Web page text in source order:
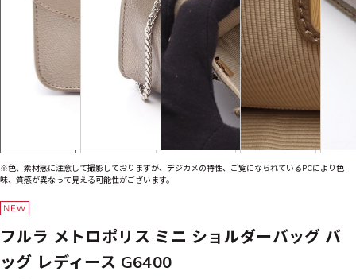
※色、素材感に注意して撮影しておりますが、デジカメの特性、ご覧になられているPCにより色
味、質感が異なって見える可能性がございます。
フルラ メトロポリス ミニ ショルダーバッグ バ
ッグ レディース G6400